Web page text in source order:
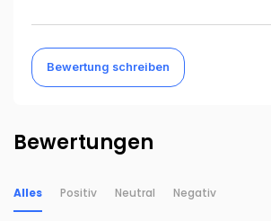
Bewertung schreiben
Bewertungen
Alles Positiv Neutral Negativ